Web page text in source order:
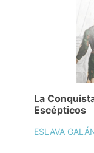
La
Escépticos
ESLAVA